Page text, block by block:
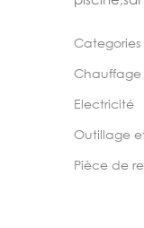
Categories
Chauffage
Electricité
Outillage
Pièce de